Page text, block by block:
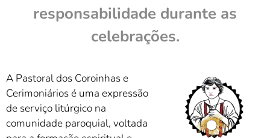
responsabilidade durante as
celebrações.
A Pastoral dos Coroinhas e
Cerimoniários é uma expressão
de serviço litúrgico na
comunidade paroquial, voltada